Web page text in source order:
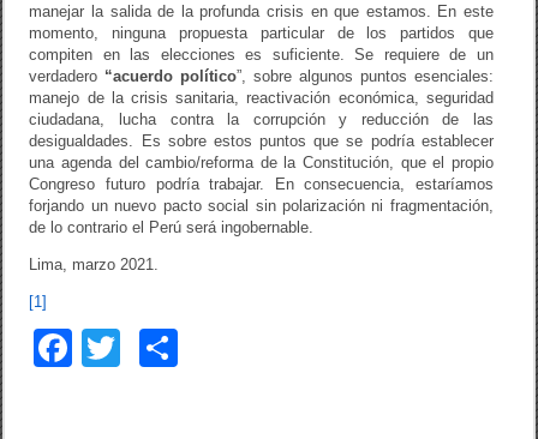
manejar la salida de la profunda crisis en que estamos. En este
momento, ninguna propuesta particular de los partidos que
compiten en las elecciones es suficiente. Se requiere de un
verdadero “acuerdo político”, sobre algunos puntos esenciales:
manejo de la crisis sanitaria, reactivación económica, seguridad
ciudadana, lucha contra la corrupción y reducción de las
desigualdades. Es sobre estos puntos que se podría establecer
una agenda del cambio/reforma de la Constitución, que el propio
Congreso futuro podría trabajar. En consecuencia, estaríamos
forjando un nuevo pacto social sin polarización ni fragmentación,
de lo contrario el Perú será ingobernable.
Lima, marzo 2021.
[1]
F
T